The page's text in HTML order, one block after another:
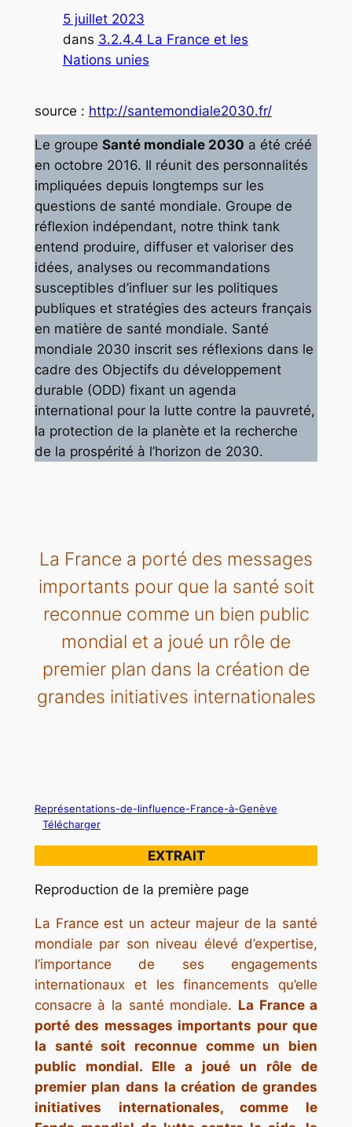
5 juillet 2023
dans 3.2.4.4 La France et les
Nations unies
source : http://santemondiale2030.fr/
Le groupe Santé mondiale 2030 a été créé
en octobre 2016. Il réunit des personnalités
impliquées depuis longtemps sur les
questions de santé mondiale. Groupe de
réflexion indépendant, notre think tank
entend produire, diffuser et valoriser des
idées, analyses ou recommandations
susceptibles d’influer sur les politiques
publiques et stratégies des acteurs français
en matière de santé mondiale. Santé
mondiale 2030 inscrit ses réflexions dans le
cadre des Objectifs du développement
durable (ODD) fixant un agenda
international pour la lutte contre la pauvreté,
la protection de la planète et la recherche
de la prospérité à l’horizon de 2030.
La France a porté des messages
importants pour que la santé soit
reconnue comme un bien public
mondial et a joué un rôle de
premier plan dans la création de
grandes initiatives internationales
Représentations-de-linfluence-France-à-Genève
Télécharger
EXTRAIT
Reproduction de la première page
La France est un acteur majeur de la santé
mondiale par son niveau élevé d’expertise,
l’importance de ses engagements
internationaux et les financements qu’elle
consacre à la santé mondiale. La France a
porté des messages importants pour que
la santé soit reconnue comme un bien
public mondial. Elle a joué un rôle de
premier plan dans la création de grandes
initiatives internationales, comme le